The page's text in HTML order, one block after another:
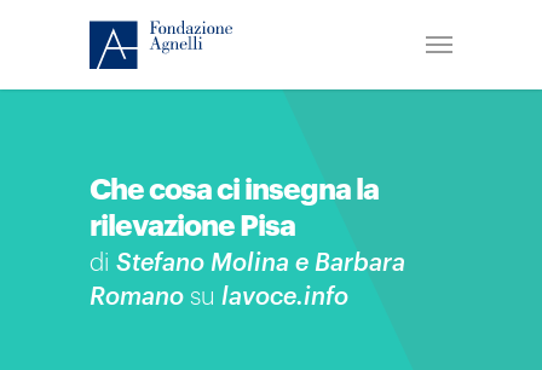
Che cosa ci insegna la
rilevazione Pisa
di Stefano Molina e Barbara
Romano su lavoce.info